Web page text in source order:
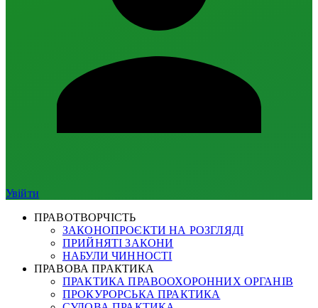
Увійти
ПРАВОТВОРЧІСТЬ
ЗАКОНОПРОЄКТИ НА РОЗГЛЯДІ
ПРИЙНЯТІ ЗАКОНИ
НАБУЛИ ЧИННОСТІ
ПРАВОВА ПРАКТИКА
ПРАКТИКА ПРАВООХОРОННИХ ОРГАНІВ
ПРОКУРОРСЬКА ПРАКТИКА